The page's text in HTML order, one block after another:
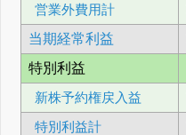
営業外費用計
当期経常利益
特別利益
新株予約権戻入益
特別利益計